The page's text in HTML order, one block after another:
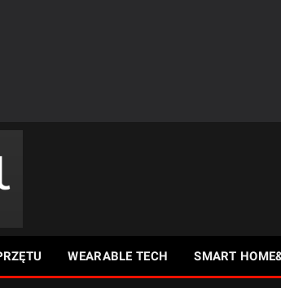
WEARABLE TECH SMART